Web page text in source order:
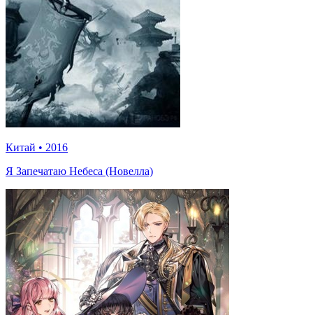
Китай • 2016
Я Запечатаю Небеса (Новелла)